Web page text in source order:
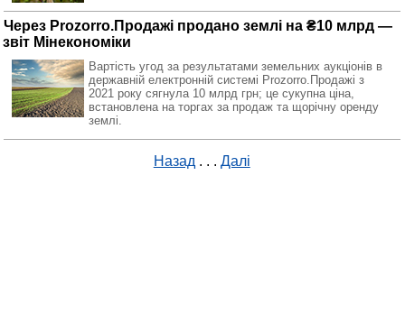
Через Prozorro.Продажі продано землі на ₴10 млрд —
звіт Мінекономіки
Вартість угод за результатами земельних аукціонів в
державній електронній системі Prozorro.Продажі з
2021 року сягнула 10 млрд грн; це сукупна ціна,
встановлена на торгах за продаж та щорічну оренду
землі.
Назад . . . Далі